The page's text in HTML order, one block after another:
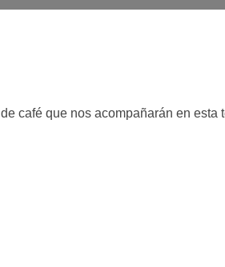
café que nos acompañarán en esta